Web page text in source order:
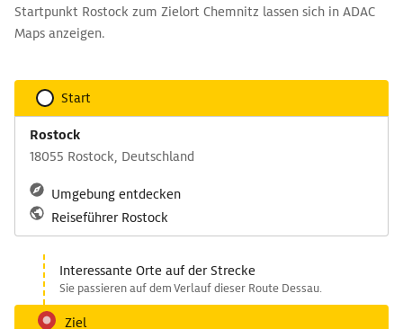
Startpunkt Rostock zum Zielort Chemnitz lassen sich in ADAC
Maps anzeigen.
Start
Rostock
18055 Rostock, Deutschland
Umgebung entdecken
Reiseführer Rostock
Interessante Orte auf der Strecke
Sie passieren auf dem Verlauf dieser Route Dessau.
Ziel